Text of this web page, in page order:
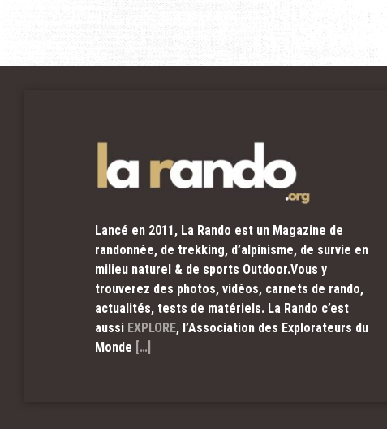
Lancé en 2011, La Rando est un Magazine de
randonnée, de trekking, d’alpinisme, de survie en
milieu naturel & de sports Outdoor.Vous y
trouverez des photos, vidéos, carnets de rando,
actualités, tests de matériels. La Rando c’est
aussi EXPLORE, l’Association des Explorateurs du
Monde […]